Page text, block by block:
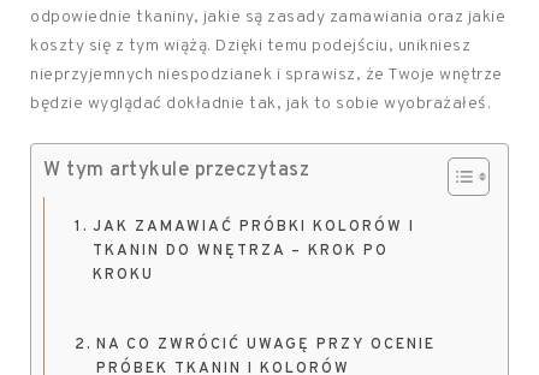
odpowiednie tkaniny, jakie są zasady zamawiania oraz jakie
koszty się z tym wiążą. Dzięki temu podejściu, unikniesz
nieprzyjemnych niespodzianek i sprawisz, że Twoje wnętrze
będzie wyglądać dokładnie tak, jak to sobie wyobrażałeś.
W tym artykule przeczytasz
JAK ZAMAWIAĆ PRÓBKI KOLORÓW I
TKANIN DO WNĘTRZA – KROK PO
KROKU
NA CO ZWRÓCIĆ UWAGĘ PRZY OCENIE
PRÓBEK TKANIN I KOLORÓW